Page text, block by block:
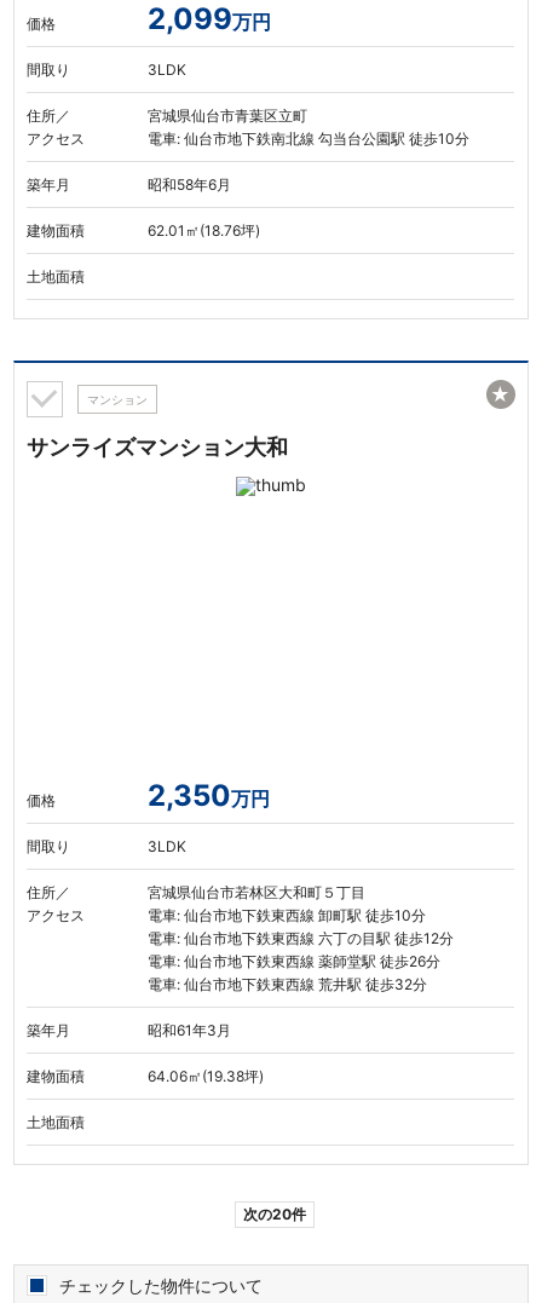
価格 2,099万円
間取り 3LDK
住所／
アクセス
宮城県仙台市青葉区立町
電車: 仙台市地下鉄南北線 勾当台公園駅 徒歩10分
築年月 昭和58年6月
建物面積 62.01㎡(18.76坪)
土地面積
マンション
サンライズマンション大和
価格 2,350万円
間取り 3LDK
住所／
アクセス
宮城県仙台市若林区大和町５丁目
電車: 仙台市地下鉄東西線 卸町駅 徒歩10分
電車: 仙台市地下鉄東西線 六丁の目駅 徒歩12分
電車: 仙台市地下鉄東西線 薬師堂駅 徒歩26分
電車: 仙台市地下鉄東西線 荒井駅 徒歩32分
築年月 昭和61年3月
建物面積 64.06㎡(19.38坪)
土地面積
★
次の20件
チェックした物件について